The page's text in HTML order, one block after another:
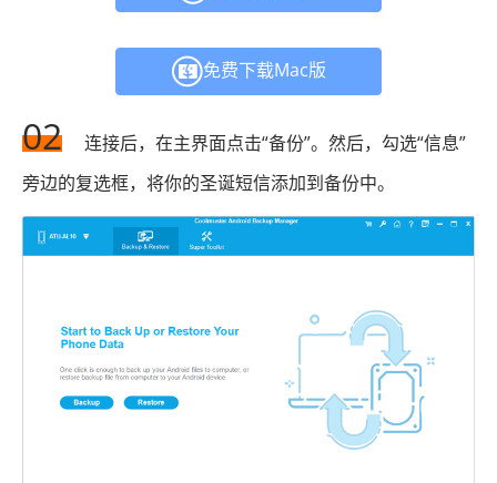
免费下载Mac版
02
连接后，在主界面点击“备份”。然后，勾选“信息”
旁边的复选框，将你的圣诞短信添加到备份中。